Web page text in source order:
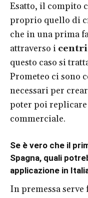
Esatto, il compito
proprio quello di
che in una prima
attraverso i
questo caso si
Prometeo ci sono
necessari per
poter poi
commerciale.
Se è vero che il
Spagna, quali
applicazione in
In premessa